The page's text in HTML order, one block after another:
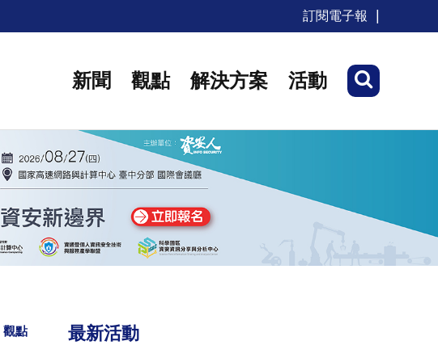
訂閱電子報
新聞 觀點 解決方案 活動
觀點 最新活動